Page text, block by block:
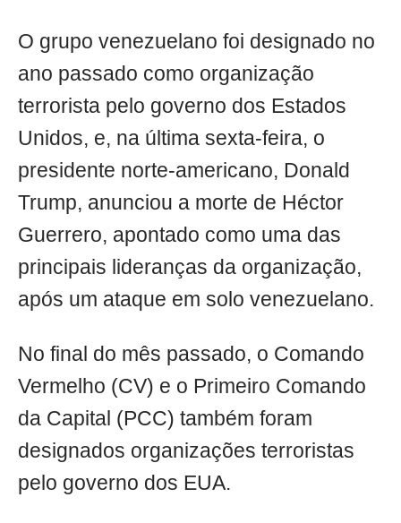
O grupo venezuelano foi designado no
ano passado como organização
terrorista pelo governo dos Estados
Unidos, e, na última sexta-feira, o
presidente norte-americano, Donald
Trump, anunciou a morte de Héctor
Guerrero, apontado como uma das
principais lideranças da organização,
após um ataque em solo venezuelano.
No final do mês passado, o Comando
Vermelho (CV) e o Primeiro Comando
da Capital (PCC) também foram
designados organizações terroristas
pelo governo dos EUA.